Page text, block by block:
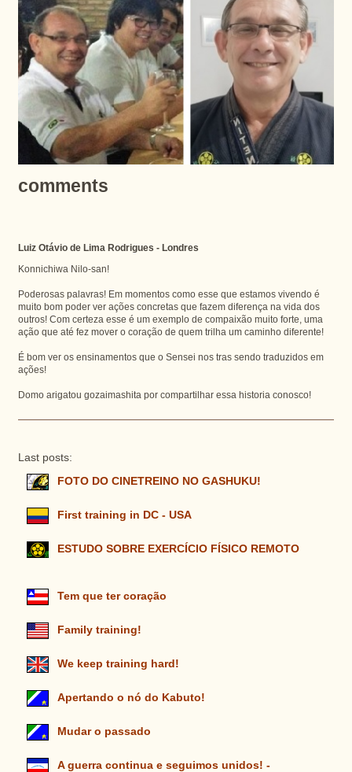
comments
Luiz Otávio de Lima Rodrigues - Londres
Konnichiwa Nilo-san!
Poderosas palavras! Em momentos como esse que estamos vivendo é
muito bom poder ver ações concretas que fazem diferença na vida dos
outros! Com certeza esse é um exemplo de compaixão muito forte, uma
ação que até fez mover o coração de quem trilha um caminho diferente!
É bom ver os ensinamentos que o Sensei nos tras sendo traduzidos em
ações!
Domo arigatou gozaimashita por compartilhar essa historia conosco!
Last posts:
FOTO DO CINETREINO NO GASHUKU!
First training in DC - USA
ESTUDO SOBRE EXERCÍCIO FÍSICO REMOTO
Tem que ter coração
Family training!
We keep training hard!
Apertando o nó do Kabuto!
Mudar o passado
A guerra continua e seguimos unidos! -